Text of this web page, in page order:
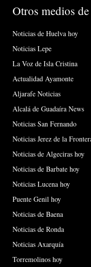
Otros medios
Noticias de Huelva hoy
Noticias Lepe
La Voz de Isla Cristina
Actualidad Ayamonte
Aljarafe Noticias
Alcalá de Guadaíra News
Noticias San Fernando
Noticias Jerez de la
Noticias de Algeciras hoy
Noticias de Barbate hoy
Noticias Lucena hoy
Puente Genil hoy
Noticias de Baena
Noticias de Ronda
Noticias Axarquía
Torremolinos hoy